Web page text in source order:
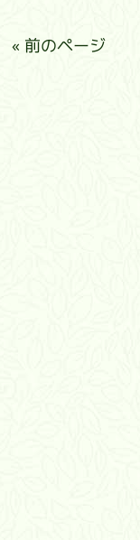
« 前のページ